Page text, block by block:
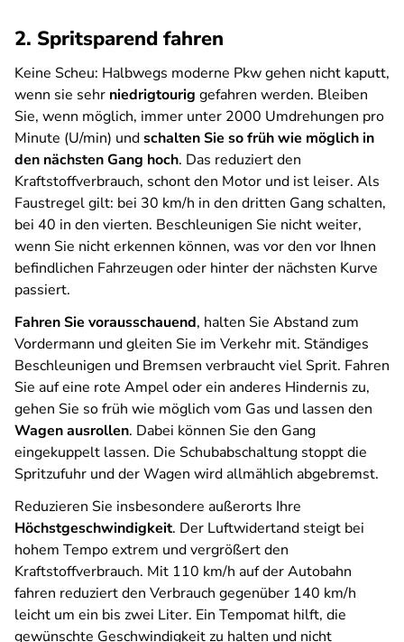
2. Spritsparend fahren
Keine Scheu: Halbwegs moderne Pkw gehen nicht kaputt,
wenn sie sehr niedrigtourig gefahren werden. Bleiben
Sie, wenn möglich, immer unter 2000 Umdrehungen pro
Minute (U/min) undschalten Sie so früh wie möglich in
den nächsten Gang hoch. Das reduziert den
Kraftstoffverbrauch, schont den Motor und ist leiser. Als
Faustregel gilt: bei 30 km/h in den dritten Gang schalten,
bei 40 in den vierten. Beschleunigen Sie nicht weiter,
wenn Sie nicht erkennen können, was vor den vor Ihnen
befindlichen Fahrzeugen oder hinter der nächsten Kurve
passiert.
Fahren Sie vorausschauend, halten Sie Abstand zum
Vordermann und gleiten Sie im Verkehr mit. Ständiges
Beschleunigen und Bremsen verbraucht viel Sprit. Fahren
Sie auf eine rote Ampel oder ein anderes Hindernis zu,
gehen Sie so früh wie möglich vom Gas und lassen den
Wagen ausrollen. Dabei können Sie den Gang
eingekuppelt lassen. Die Schubabschaltung stoppt die
Spritzufuhr und der Wagen wird allmählich abgebremst.
Reduzieren Sie insbesondere außerorts Ihre
Höchstgeschwindigkeit. Der Luftwidertand steigt bei
hohem Tempo extrem und vergrößert den
Kraftstoffverbrauch. Mit 110 km/h auf der Autobahn
fahren reduziert den Verbrauch gegenüber 140 km/h
leicht um ein bis zwei Liter. Ein Tempomat hilft, die
gewünschte Geschwindigkeit zu halten und nicht